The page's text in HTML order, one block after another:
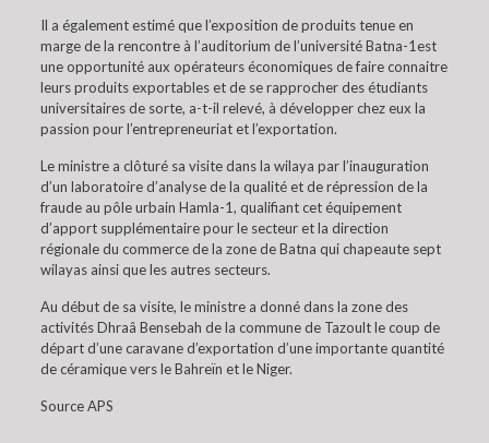
Il a également estimé que l’exposition de produits tenue en
marge de la rencontre à l’auditorium de l’université Batna-1est
une opportunité aux opérateurs économiques de faire connaitre
leurs produits exportables et de se rapprocher des étudiants
universitaires de sorte, a-t-il relevé, à développer chez eux la
passion pour l’entrepreneuriat et l’exportation.
Le ministre a clôturé sa visite dans la wilaya par l’inauguration
d’un laboratoire d’analyse de la qualité et de répression de la
fraude au pôle urbain Hamla-1, qualifiant cet équipement
d’apport supplémentaire pour le secteur et la direction
régionale du commerce de la zone de Batna qui chapeaute sept
wilayas ainsi que les autres secteurs.
Au début de sa visite, le ministre a donné dans la zone des
activités Dhraâ Bensebah de la commune de Tazoult le coup de
départ d’une caravane d’exportation d’une importante quantité
de céramique vers le Bahreïn et le Niger.
Source APS